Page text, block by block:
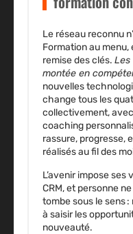
Le réseau reconnu
Formation au menu,
remise des clés. Les
montée en
nouvelles
change tous les
collectivement,
coaching
rassure, progresse,
réalisés au fil des
L’avenir impose
CRM, et personne
tombe sous le sens
à saisir les
nouveauté.